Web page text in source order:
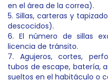
en el área de la correa).
5. Sillas, carteras y
descocidos).
6. El número de sillas
licencia de tránsito.
7. Agujeros, cortes,
tubos de escape, batería,
sueltos en el habitáculo o